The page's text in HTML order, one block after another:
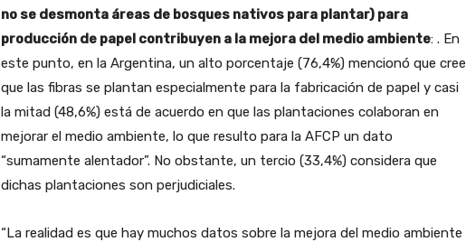
no se desmonta áreas de bosques nativos para plantar) para
producción de papel contribuyen a la mejora del medio ambiente: . En
este punto, en la Argentina, un alto porcentaje (76,4%) mencionó que cree
que las fibras se plantan especialmente para la fabricación de papel y casi
la mitad (48,6%) está de acuerdo en que las plantaciones colaboran en
mejorar el medio ambiente, lo que resulto para la AFCP un dato
“sumamente alentador”. No obstante, un tercio (33,4%) considera que
dichas plantaciones son perjudiciales.
“La realidad es que hay muchos datos sobre la mejora del medio ambiente